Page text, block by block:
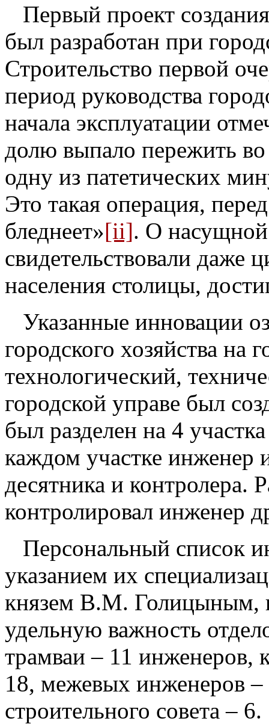
Первый проект
был разработан при
Строительство первой
период руководства
начала эксплуатации
долю выпало пережить во
одну из патетических
Это такая операция,
бледнеет»[ii]. О
свидетельствовали даже
населения столицы,
Указанные инновации
городского хозяйства на
технологический,
городской управе был
был разделен на 4
каждом участке инженер
десятника и контролера.
контролировал инженер
Персональный список
указанием их
князем В.М. Голицыным,
удельную важность
трамваи – 11 инженеров,
18, межевых инженеров –
строительного совета – 6.